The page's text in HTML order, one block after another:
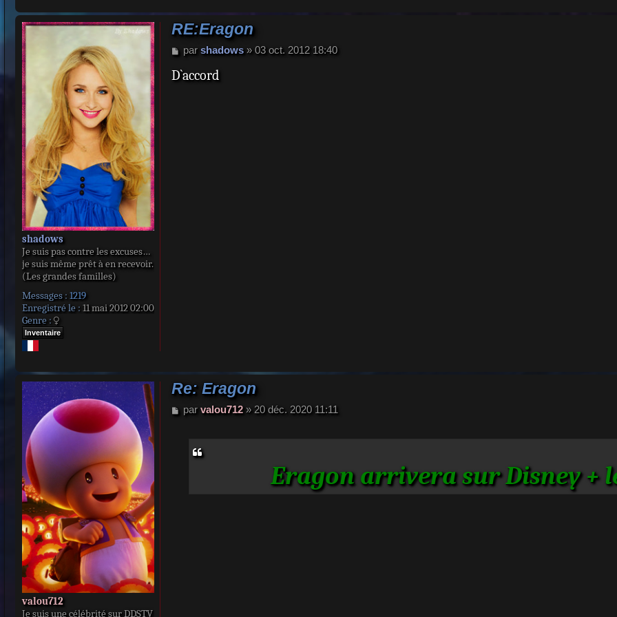
shadows
Je suis pas contre les excuses…
je suis même prêt à en recevoir.
(Les grandes familles)
Messages : 1219
Enregistré le : 11 mai 2012 02:00
Genre :
Inventaire
RE:Eragon
M
s
par shadows» 03 oct. 2012 18:40
D`accord
valou712
Je suis une célébrité sur DDSTV
Re: Eragon
M
par valou712» 20 déc. 2020 11:11
Eragon arrivera sur Disney +